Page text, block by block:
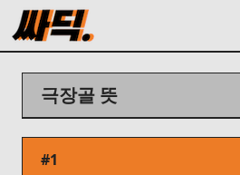
극장골 뜻
#1